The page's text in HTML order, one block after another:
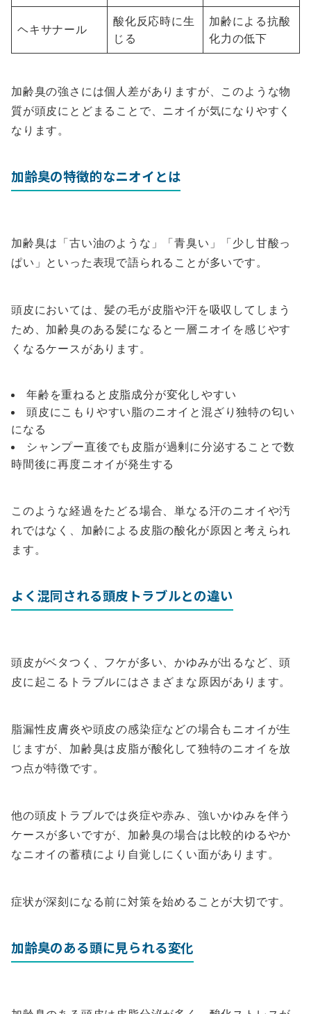
ヘキサナール
酸化反応時に生
じる
加齢による抗酸
化力の低下
加齢臭の強さには個人差がありますが、このような物
質が頭皮にとどまることで、ニオイが気になりやすく
なります。
加齢臭の特徴的なニオイとは
加齢臭は「古い油のような」「青臭い」「少し甘酸っ
ぱい」といった表現で語られることが多いです。
頭皮においては、髪の毛が皮脂や汗を吸収してしまう
ため、加齢臭のある髪になると一層ニオイを感じやす
くなるケースがあります。
年齢を重ねると皮脂成分が変化しやすい
頭皮にこもりやすい脂のニオイと混ざり独特の匂い
になる
シャンプー直後でも皮脂が過剰に分泌することで数
時間後に再度ニオイが発生する
このような経過をたどる場合、単なる汗のニオイや汚
れではなく、加齢による皮脂の酸化が原因と考えられ
ます。
よく混同される頭皮トラブルとの違い
頭皮がベタつく、フケが多い、かゆみが出るなど、頭
皮に起こるトラブルにはさまざまな原因があります。
脂漏性皮膚炎や頭皮の感染症などの場合もニオイが生
じますが、加齢臭は皮脂が酸化して独特のニオイを放
つ点が特徴です。
他の頭皮トラブルでは炎症や赤み、強いかゆみを伴う
ケースが多いですが、加齢臭の場合は比較的ゆるやか
なニオイの蓄積により自覚しにくい面があります。
症状が深刻になる前に対策を始めることが大切です。
加齢臭のある頭に見られる変化